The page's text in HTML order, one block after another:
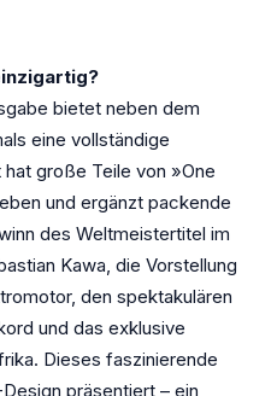
bietet neben dem
eine vollständige
große Teile von »One
und ergänzt packende
des Weltmeistertitel im
Kawa, die Vorstellung
den spektakulären
und das exklusive
Dieses faszinierende
präsentiert – ein